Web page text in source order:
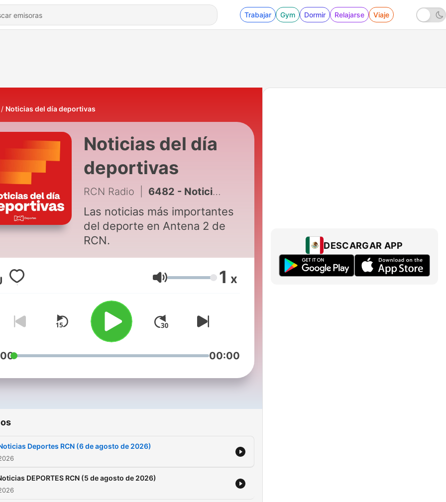
Trabajar Gym Dormir Relajarse Viaje
Noticias del día deportivas
Noticias del día
deportivas
RCN Radio 6482 - Noticias Deportes RCN (6 de agosto de 2026)
Las noticias más importantes
del deporte en Antena 2 de
RCN.
Volumen 1 x
00:00
Deportes RCN (6 de agosto de 2026)
DEPORTES RCN (5 de agosto de 2026)
DESCARGAR APP